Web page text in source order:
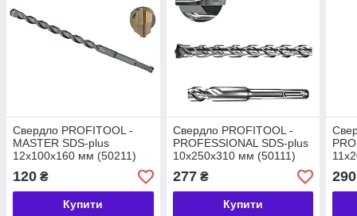
Свердло PROFITOOL -
MASTER SDS-plus
12x100x160 мм (50211)
120 ₴
Купити
Свердло PROFITOOL -
PROFESSIONAL SDS-plus
10x250x310 мм (50111)
277₴
Купити
290